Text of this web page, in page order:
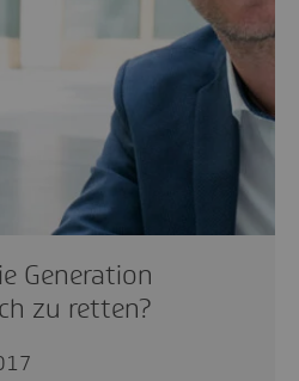
Generation
zu retten?